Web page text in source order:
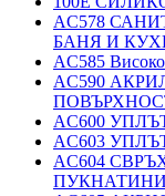
AC578
БАНЯ И
AC585
AC590
AC600
AC603
AC604
ПУКНАТИНИ